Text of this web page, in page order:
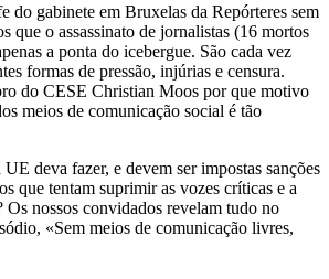
do gabinete em Bruxelas da Repórteres sem
que o assassinato de jornalistas (16 mortos
a ponta do icebergue. São cada vez
formas de pressão, injúrias e censura.
do CESE Christian Moos por que motivo
meios de comunicação social é tão
deva fazer, e devem ser impostas sanções
que tentam suprimir as vozes críticas e a
Os nossos convidados revelam tudo no
«Sem meios de comunicação livres,